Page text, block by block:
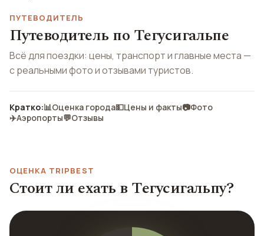
ПУТЕВОДИТЕЛЬ
Путеводитель по Тегусигальпе
Всё для поездки: цены, транспорт и главные места —
с реальными фото и отзывами туристов.
Кратко:📊Оценка города💵Цены и факты📷Фото
✈️Аэропорты💬Отзывы
ОЦЕНКА TRIPBEST
Стоит ли ехать в Тегусигальпу?